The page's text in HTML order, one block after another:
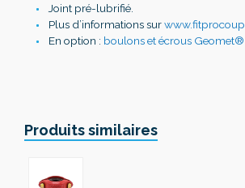
Joint pré-lubrifié.
Plus d’informations sur
En option : boulons et écrous Geomet®
Produits similaires